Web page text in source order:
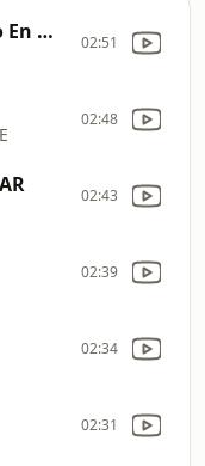
Mix Chelero (El Chelero En Donde Estás Amor En una Esquina Cuando Yo Cantaba) 02:51
02:48
02:43
02:39
02:34
02:31